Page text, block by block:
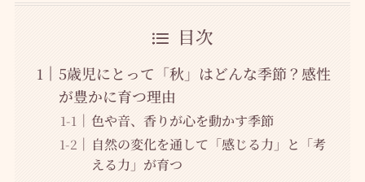
目次
5歳児にとって「秋」はどんな季節？感性
が豊かに育つ理由
色や音、香りが心を動かす季節
自然の変化を通して「感じる力」と「考
える力」が育つ